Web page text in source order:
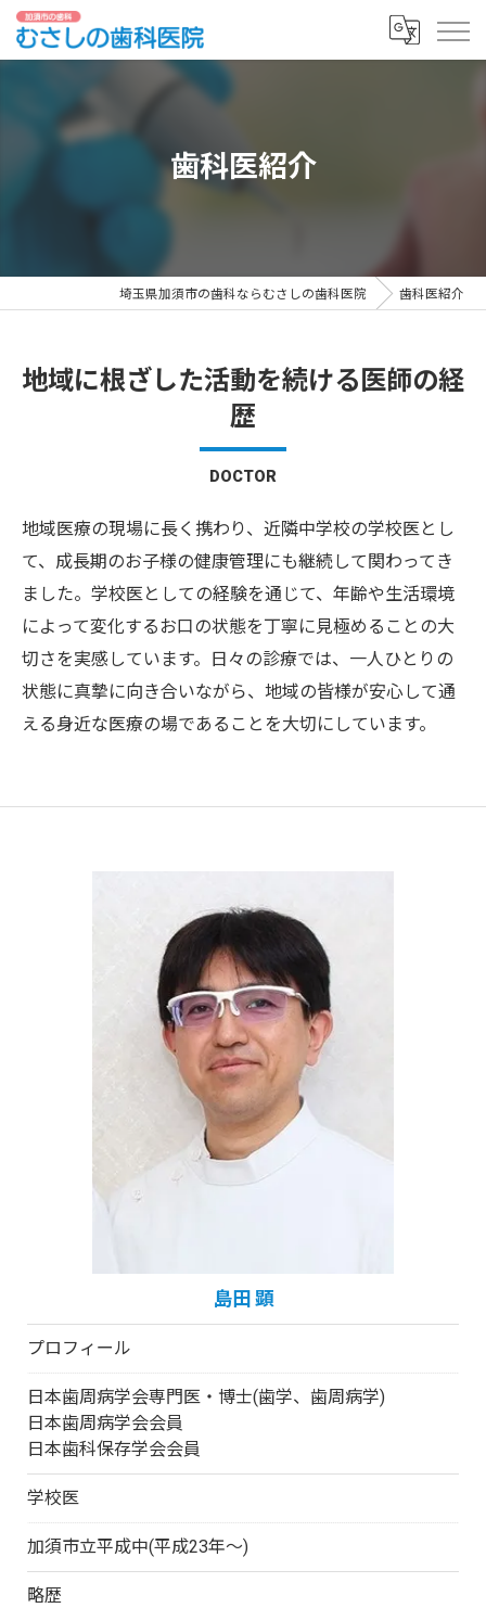
歯科医紹介
埼玉県加須市の歯科ならむさしの歯科医院 歯科医紹介
地域に根ざした活動を続ける医師の経
歴
DOCTOR
地域医療の現場に長く携わり、近隣中学校の学校医とし
て、成長期のお子様の健康管理にも継続して関わってき
ました。学校医としての経験を通じて、年齢や生活環境
によって変化するお口の状態を丁寧に見極めることの大
切さを実感しています。日々の診療では、一人ひとりの
状態に真摯に向き合いながら、地域の皆様が安心して通
える身近な医療の場であることを大切にしています。
島田 顕
プロフィール
日本歯周病学会専門医・博士(歯学、歯周病学)
日本歯周病学会会員
日本歯科保存学会会員
学校医
加須市立平成中(平成23年～)
略歴